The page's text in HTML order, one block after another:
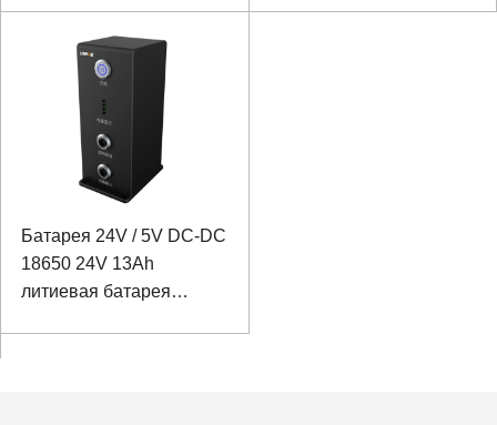
Батарея 24V / 5V DC-DC
18650 24V 13Ah
литиевая батарея